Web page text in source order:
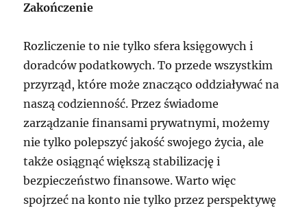
Zakończenie
Rozliczenie to nie tylko sfera księgowych i
doradców podatkowych. To przede wszystkim
przyrząd, które może znacząco oddziaływać na
naszą codzienność. Przez świadome
zarządzanie finansami prywatnymi, możemy
nie tylko polepszyć jakość swojego życia, ale
także osiągnąć większą stabilizację i
bezpieczeństwo finansowe. Warto więc
spojrzeć na konto nie tylko przez perspektywę